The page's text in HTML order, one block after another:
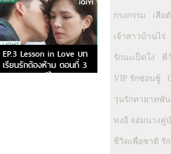
EP.3 Lesson in Love บท
เรียนรักต้องห้าม ตอนที่ 3
พากย์ไทย
กรงกรรม เสือ
เจ้าสาวบ้านไร่
รักนะเป็ดโง่ พี่
VIP รักซ่อนชู้
วุ่นรักทายาทพั
ทงอี จอมนางคู่
ชีวิตเพื่อชาติ รัก